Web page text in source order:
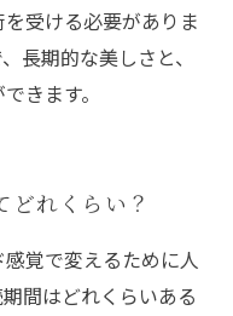
受ける必要がありま
長期的な美しさと、
きます。
どれくらい？
覚で変えるために人
間はどれくらいある